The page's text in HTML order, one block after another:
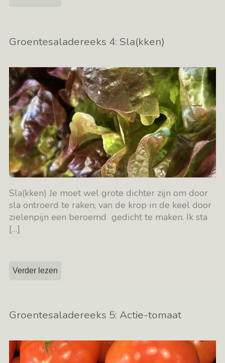
Groentesaladereeks 4: Sla(kken)
Sla(kken) Je moet wel grote dichter zijn om door
sla ontroerd te raken; van de krop in de keel door
zielenpijn een beroemd gedicht te maken. Ik sta
[…]
Verder lezen
Groentesaladereeks 5: Actie-tomaat